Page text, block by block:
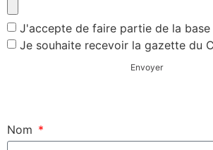
J'accepte de faire partie de la
Je souhaite recevoir la gazette du
Envoyer
Nom